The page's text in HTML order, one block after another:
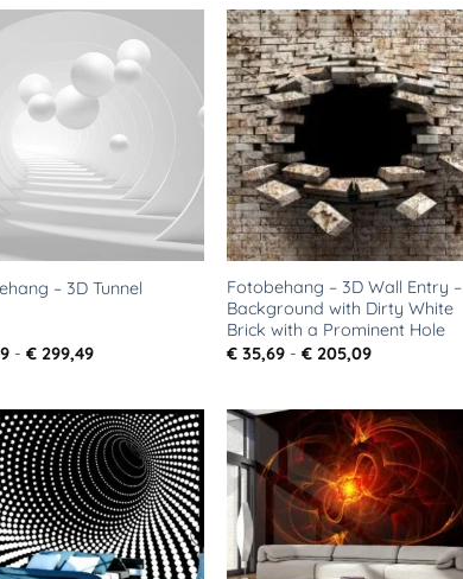
Toevoegen
– 3D Tunnel
- € 299,49Prijsklasse:
Toevoegen
aan
verlanglijst
Fotobehang – 3D Wall Entry –
Background with Dirty White
Brick with a Prominent Hole
€ 35,69 - € 205,09Prijsklasse:
Toevoegen
aan
verlanglijst
Toevoegen
aan
verlanglijst